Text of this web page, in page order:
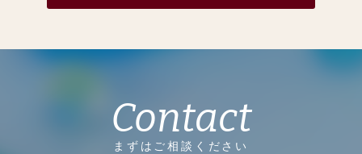
Contact
まずはご相談ください